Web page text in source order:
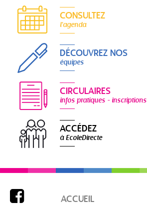
CONSULTEZ
l'agenda
DÉCOUVREZ NOS
équipes
CIRCULAIRES
infos pratiques - inscriptions
ACCÉDEZ
à EcoleDirecte
 ACCUEIL